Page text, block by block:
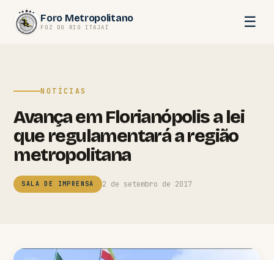
para
Foro Metropolitano
FOZ DO RIO ITAJAÍ ☰
NOTÍCIAS
Avança em Florianópolis a lei
que regulamentará a região
metropolitana
SALA DE IMPRENSA 2 de setembro de 2017